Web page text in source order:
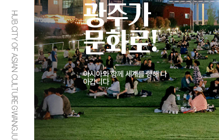
HUB CITY OF ASIAN CULTURE GWANGJU
광주가
문화로!
아시아와 함께 세계를 향해 나
아갑니다